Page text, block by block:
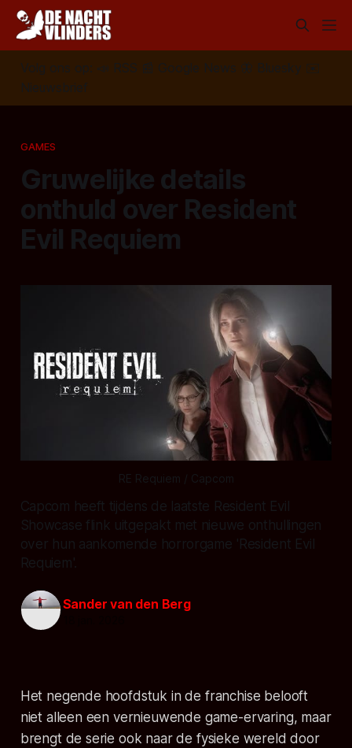
Volg ons op: 📣 RSS 📰 Google News 🦋 Bluesky
✉️
Nieuwsbrief
GAMES
Gruwelijke details
onthuld over Resident
Evil Requiem
RE Requiem / Capcom
Capcom heeft tijdens de laatste Resident Evil
Showcase flink uitgepakt met nieuwe onthullingen
over hun aankomende horrorgame 'Resident Evil
Requiem'.
Sander van den Berg
Het negende hoofdstuk in de franchise belooft
niet alleen een vernieuwende game-ervaring, maar
brengt de serie ook naar de fysieke wereld door